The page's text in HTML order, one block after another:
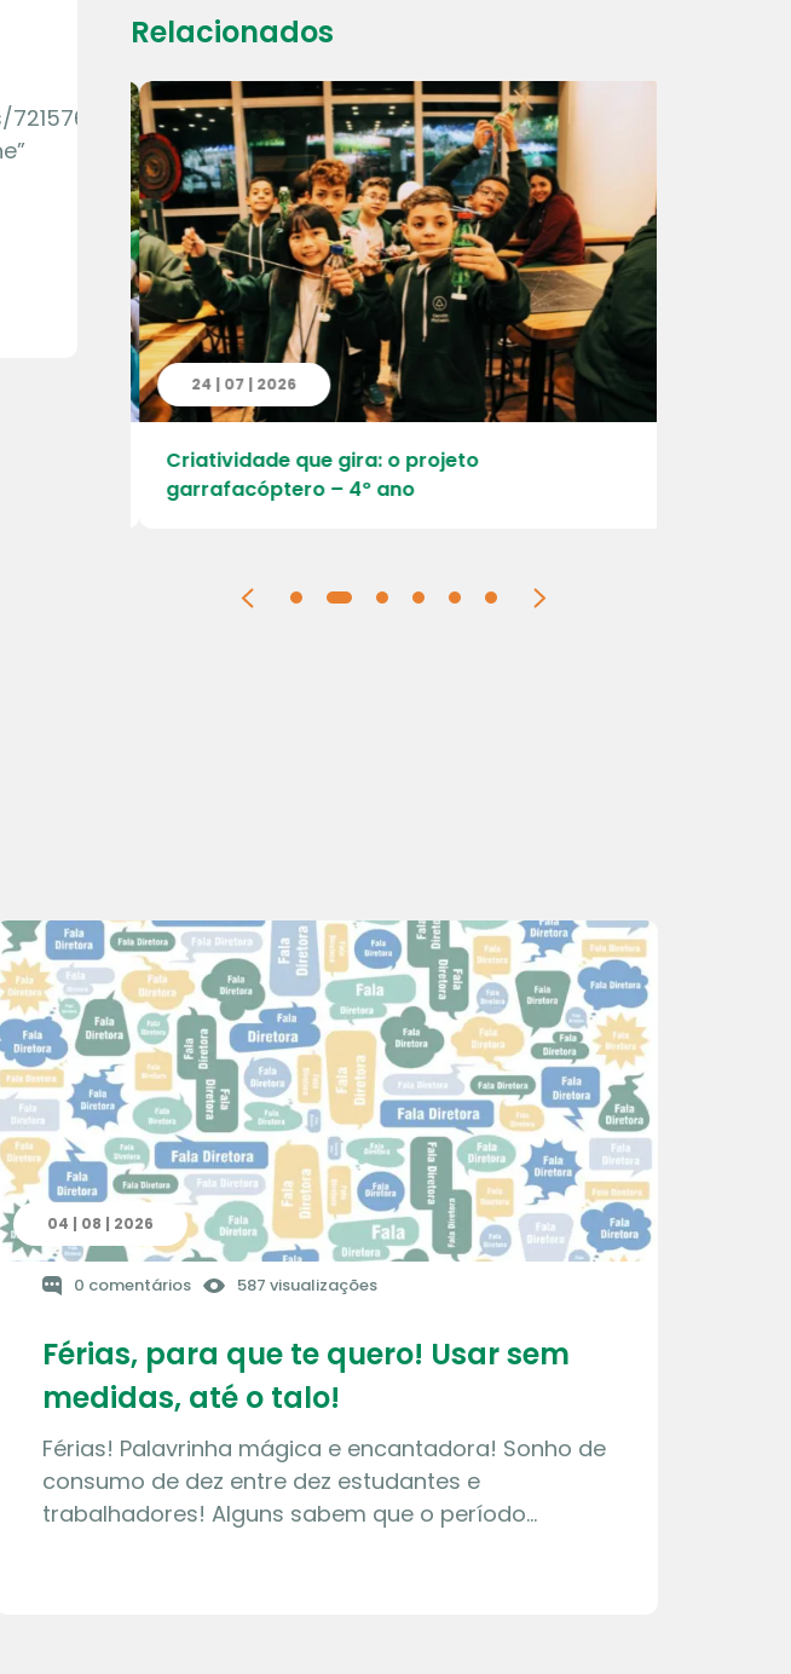
Relacionados
24 | 07 | 2026
Criatividade que gira: o projeto
garrafacóptero – 4º ano
04 | 08 | 2026
0 comentários 587 visualizações
Férias, para que te quero! Usar sem
medidas, até o talo!
Férias! Palavrinha mágica e encantadora! Sonho de
consumo de dez entre dez estudantes e
trabalhadores! Alguns sabem que o período…